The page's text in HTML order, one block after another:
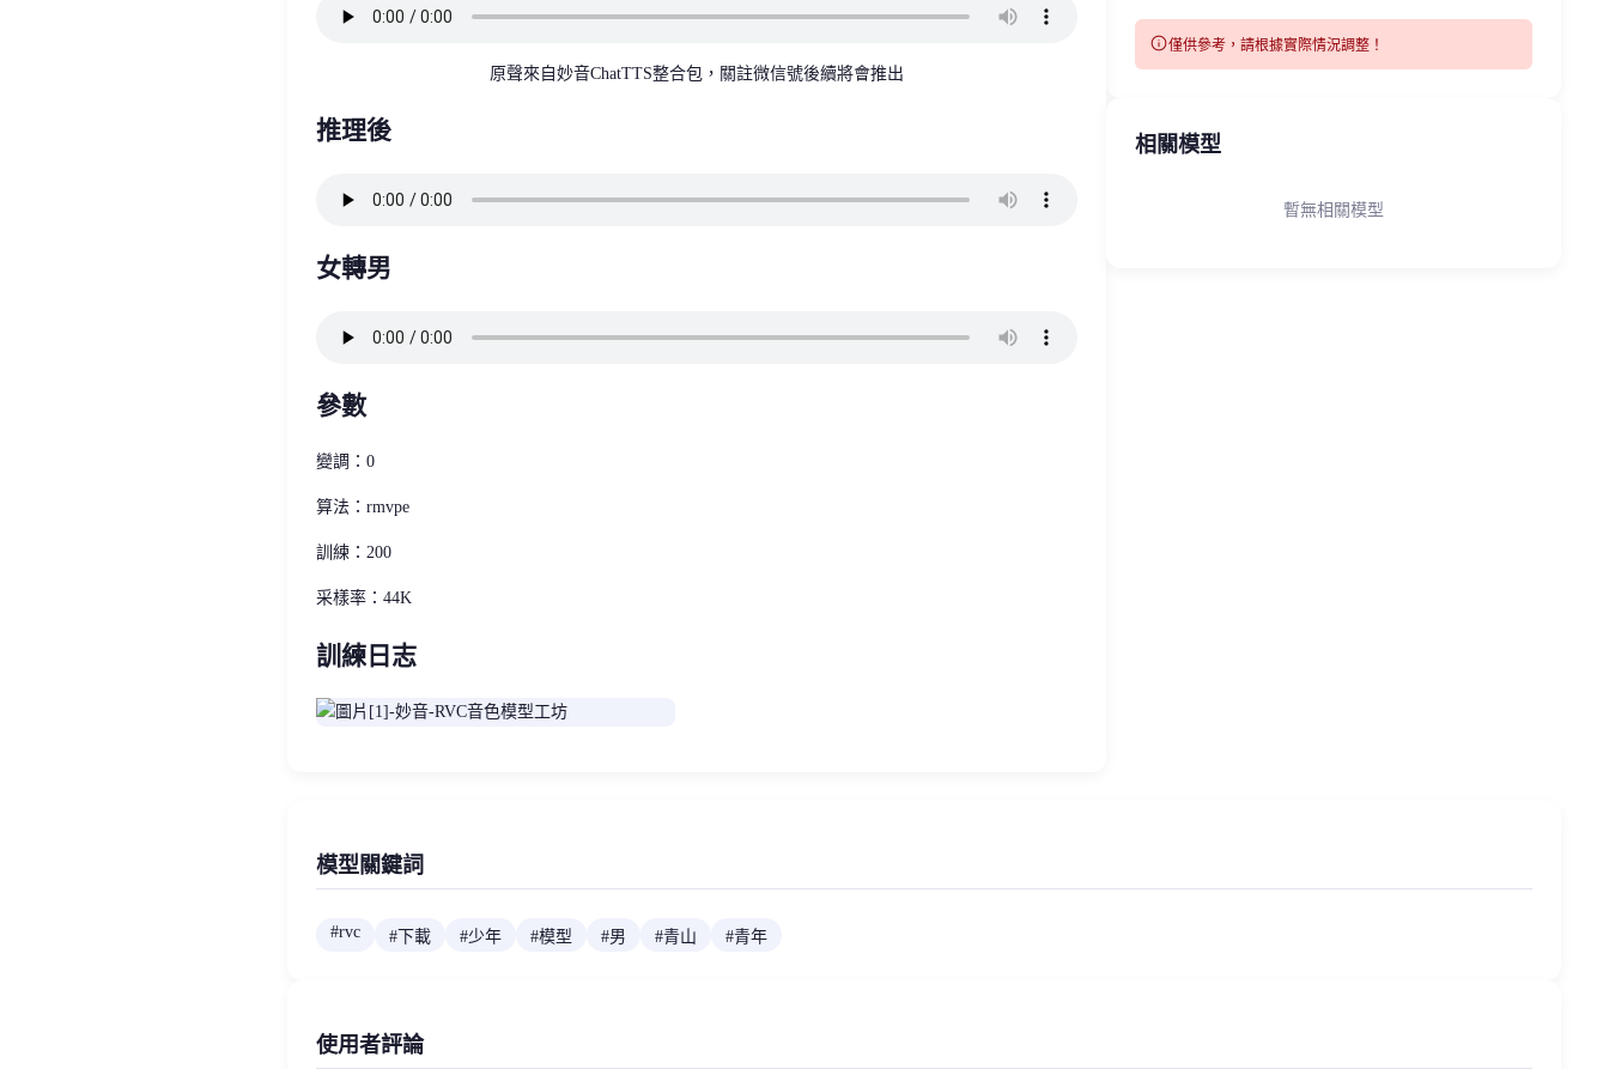
原聲來自妙音ChatTTS整合包，關註微信號後續將會推出
推理後
女轉男
參數
變調：0
算法：rmvpe
訓練：200
采樣率：44K
訓練日志
info僅供參考，請根據實際情況調整！
相關模型
暫無相關模型
模型關鍵詞
#rvc # 下載 #少年 #模型 #男 #青山 #青年
使用者評論